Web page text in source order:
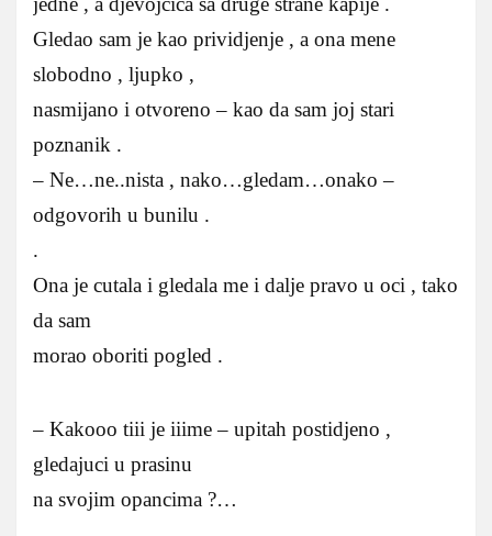
Gledao sam je kao prividjenje , a ona mene
slobodno , ljupko ,
nasmijano i otvoreno – kao da sam joj stari
poznanik .
– Ne…ne..nista , nako…gledam…onako –
odgovorih u bunilu .
.
Ona je cutala i gledala me i dalje pravo u oci , tako
da sam
morao oboriti pogled .
– Kakooo tiii je iiime – upitah postidjeno ,
gledajuci u prasinu
na svojim opancima ?…